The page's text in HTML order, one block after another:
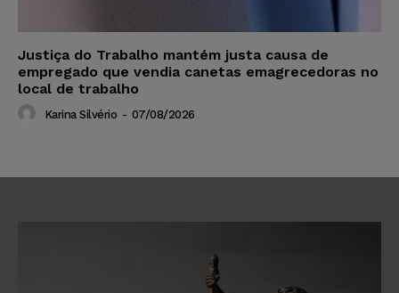
Justiça do Trabalho mantém justa causa de
empregado que vendia canetas emagrecedoras no
local de trabalho
Karina Silvério - 07/08/2026